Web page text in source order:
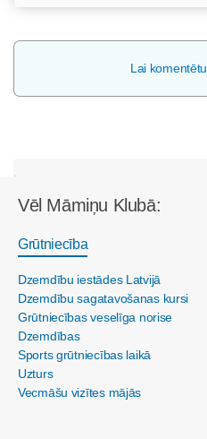
Lai
Vēl Māmiņu Klubā:
Grūtniecība
Dzemdību iestādes Latvijā
Dzemdību sagatavošanas kursi
Grūtniecības veselīga norise
Dzemdības
Sports grūtniecības laikā
Uzturs
Vecmāšu vizītes mājās